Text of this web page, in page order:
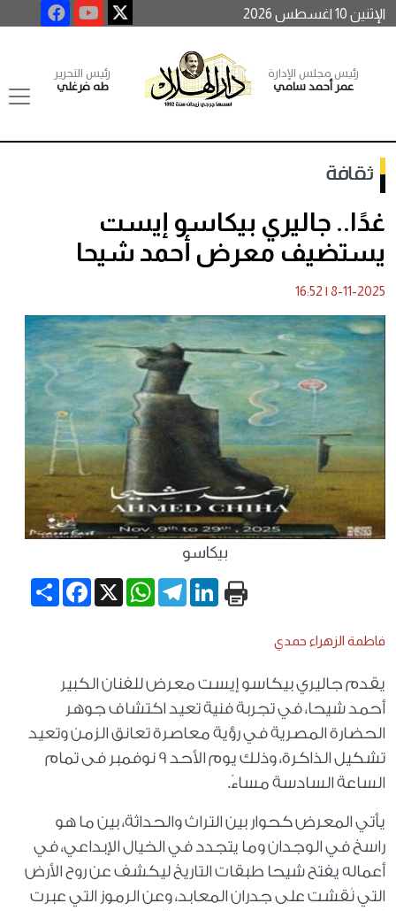
الإثنين 10 اغسطس 2026
رئيس مجلس الإدارة
عمر أحمد سامي
رئيس التحرير
طه فرغلي
ثقافة
غدًا.. جاليري بيكاسو إيست
يستضيف معرض أحمد شيحا
8-11-2025
|
16:52
بيكاسو
Share
Facebook X
WhatsApp
TelegramLinkedIn
فاطمة الزهراء حمدي
يقدم جاليري بيكاسو إيست معرض للفنان الكبير
أحمد شيحا، في تجربة فنية تعيد اكتشاف جوهر
الحضارة المصرية في رؤية معاصرة تعانق الزمن وتعيد
تشكيل الذاكرة، وذلك يوم الأحد 9 نوفمبر فى تمام
الساعة السادسة مساءً.
يأتي المعرض كحوار بين التراث والحداثة، بين ما هو
راسخ في الوجدان وما يتجدد في الخيال الإبداعي، في
أعماله يفتح شيحا طبقات التاريخ ليكشف عن روح الأرض
التي نُقشت على جدران المعابد، وعن الرموز التي عبرت